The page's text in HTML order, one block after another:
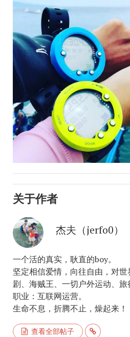
关于作者
杰夫（jerfo0）
一个活的真实，耿直的boy。
坚定相信爱情，向往自由，对
剧、海贼王、一切户外运动、旅
职业：互联网运营。
生命不息，折腾不止，燥起来
查看全部帖子